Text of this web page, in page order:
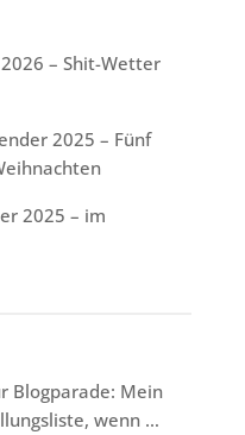
– Shit-Wetter
2025 – Fünf
2025 – im
Blogparade: Mein
wenn …